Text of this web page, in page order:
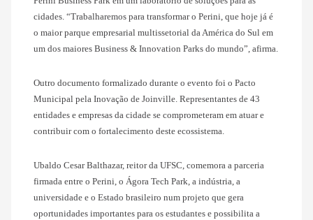
cidades. “Trabalharemos para transformar o Perini, que hoje já é
o maior parque empresarial multissetorial da América do Sul em
um dos maiores Business & Innovation Parks do mundo”, afirma.
Outro documento formalizado durante o evento foi o Pacto
Municipal pela Inovação de Joinville. Representantes de 43
entidades e empresas da cidade se comprometeram em atuar e
contribuir com o fortalecimento deste ecossistema.
Ubaldo Cesar Balthazar, reitor da UFSC, comemora a parceria
firmada entre o Perini, o Ágora Tech Park, a indústria, a
universidade e o Estado brasileiro num projeto que gera
oportunidades importantes para os estudantes e possibilita a